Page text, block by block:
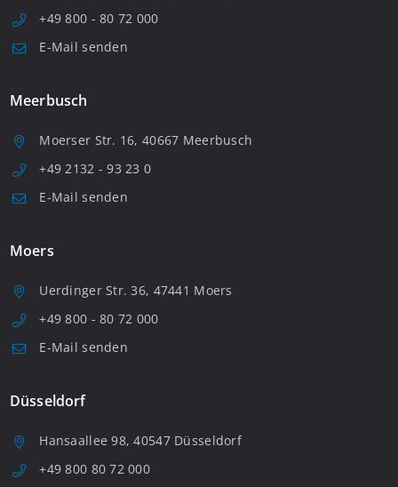
+49 800 - 80 72 000
E-Mail senden
Meerbusch
Moerser Str. 16, 40667 Meerbusch
+49 2132 - 93 23 0
E-Mail senden
Moers
Uerdinger Str. 36, 47441 Moers
+49 800 - 80 72 000
E-Mail senden
Düsseldorf
Hansaallee 98, 40547 Düsseldorf
+49 800 80 72 000